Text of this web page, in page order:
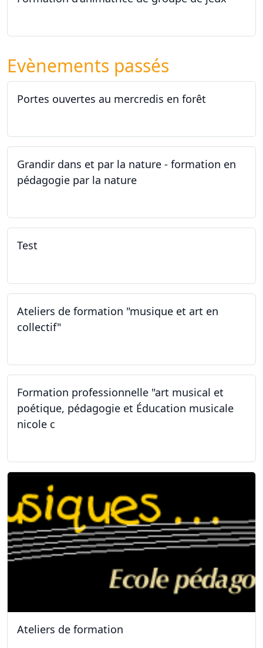
Evènements passés
Portes ouvertes au mercredis en forêt
Grandir dans et par la nature - formation en
pédagogie par la nature
Test
Ateliers de formation "musique et art en
collectif"
Formation professionnelle "art musical et
poétique, pédagogie et Éducation musicale
nicole c
Ateliers de formation